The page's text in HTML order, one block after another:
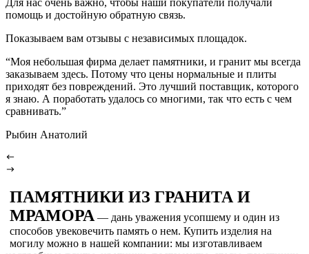
помощь и достойную обратную связь.
Показываем вам отзывы с независимых площадок.
“Моя небольшая фирма делает памятники, и гранит мы всегда
заказываем здесь. Потому что цены нормальные и плиты
приходят без повреждений. Это лучший поставщик, которого
я знаю. А поработать удалось со многими, так что есть с чем
сравнивать.”
Рыбин Анатолий
ПАМЯТНИКИ ИЗ ГРАНИТА И
МРАМОРА ― дань уважения усопшему и один из
способов увековечить память о нем. Купить изделия на
могилу можно в нашей компании: мы изготавливаем